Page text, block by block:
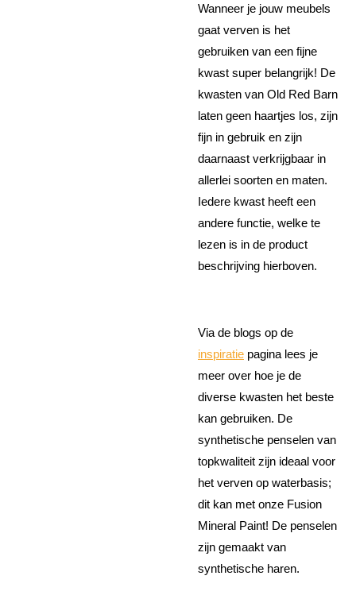
Wanneer je jouw meubels
gaat verven is het
gebruiken van een fijne
kwast super belangrijk! De
kwasten van Old Red Barn
laten geen haartjes los, zijn
fijn in gebruik en zijn
daarnaast verkrijgbaar in
allerlei soorten en maten.
Iedere kwast heeft een
andere functie, welke te
lezen is in de product
beschrijving hierboven.
Via de blogs op de
inspiratie pagina lees je
meer over hoe je de
diverse kwasten het beste
kan gebruiken. De
synthetische penselen van
topkwaliteit zijn ideaal voor
het verven op waterbasis;
dit kan met onze Fusion
Mineral Paint! De penselen
zijn gemaakt van
synthetische haren.